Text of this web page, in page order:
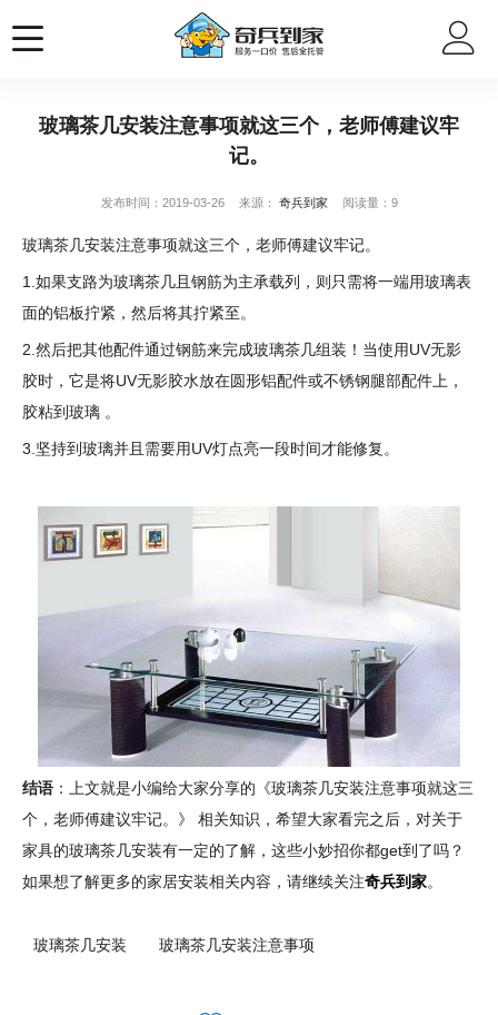
玻璃茶几安装注意事项就这三个，老师傅建议牢
记。
发布时间：2019-03-26 来源： 奇兵到家 阅读量：9
玻璃茶几安装注意事项就这三个，老师傅建议牢记。
1.如果支路为玻璃茶几且钢筋为主承载列，则只需将一端用玻璃表
面的铝板拧紧，然后将其拧紧至。
2.然后把其他配件通过钢筋来完成玻璃茶几组装！当使用UV无影
胶时，它是将UV无影胶水放在圆形铝配件或不锈钢腿部配件上，
胶粘到玻璃 。
3.坚持到玻璃并且需要用UV灯点亮一段时间才能修复。
结语 ：上文就是小编给大家分享的《玻璃茶几安装注意事项就这三
个，老师傅建议牢记。》 相关知识，希望大家看完之后，对关于
家具的玻璃茶几安装有一定的了解，这些小妙招你都get到了吗？
如果想了解更多的家居安装相关内容，请继续关注奇兵到家。
玻璃茶几安装 玻璃茶几安装注意事项